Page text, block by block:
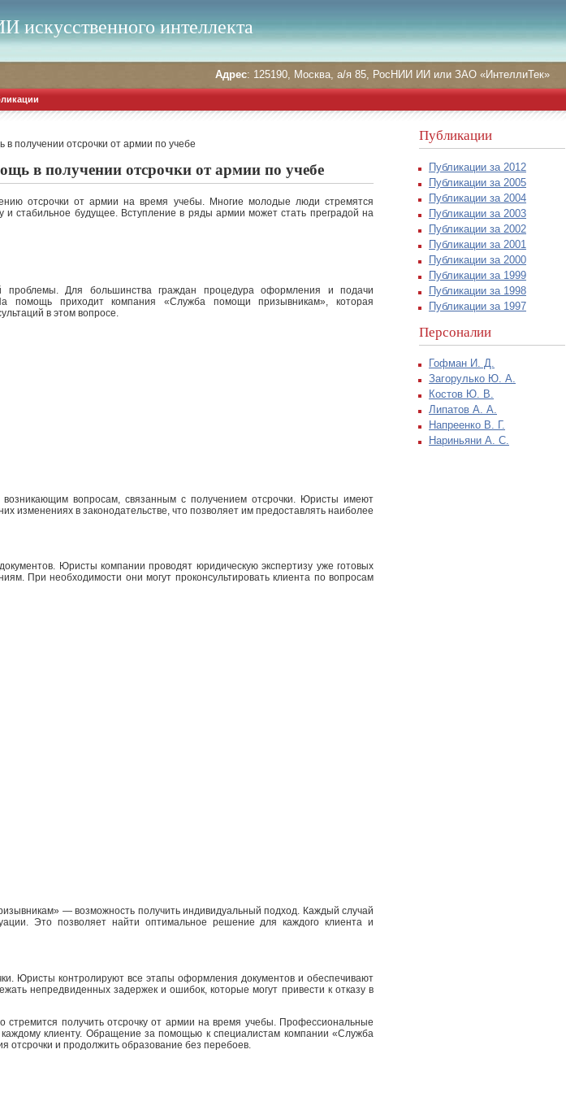
искусственного интеллекта
Адрес: 125190, Москва, а/я 85, РосНИИ ИИ или ЗАО «ИнтеллиТек»
получении отсрочки от армии по учебе
в получении отсрочки от армии по учебе
отсрочки от армии на время учебы. Многие молодые люди стремятся
стабильное будущее. Вступление в ряды армии может стать преградой на
Для большинства граждан процедура оформления и подачи
помощь приходит компания «Служба помощи призывникам», которая
в этом вопросе.
вопросам, связанным с получением отсрочки. Юристы имеют
в законодательстве, что позволяет им предоставлять наиболее
Юристы компании проводят юридическую экспертизу уже готовых
При необходимости они могут проконсультировать клиента по вопросам
— возможность получить индивидуальный подход. Каждый случай
Это позволяет найти оптимальное решение для каждого клиента и
Юристы контролируют все этапы оформления документов и обеспечивают
непредвиденных задержек и ошибок, которые могут привести к отказу в
получить отсрочку от армии на время учебы. Профессиональные
клиенту. Обращение за помощью к специалистам компании «Служба
и продолжить образование без перебоев.
Публикации
Публикации за 2012
Публикации за 2005
Публикации за 2004
Публикации за 2003
Публикации за 2002
Публикации за 2001
Публикации за 2000
Публикации за 1999
Публикации за 1998
Публикации за 1997
Персоналии
Гофман И. Д.
Загорулько Ю. А.
Костов Ю. В.
Липатов А. А.
Напреенко В. Г.
Нариньяни А. С.